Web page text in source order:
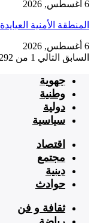
6 أغسطس, 2026
‏المنطقة الأمنية
6 أغسطس, 2026
السابق التالي 1 من 7٬292
جهوية
وطنية
دولية
سياسية
اقتصاد
مجتمع
دينية
حوادث
ثقافة و فن